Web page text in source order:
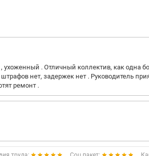
ухоженный . Отличный коллектив, как одна
нет, задержек нет . Руководитель
ремонт .